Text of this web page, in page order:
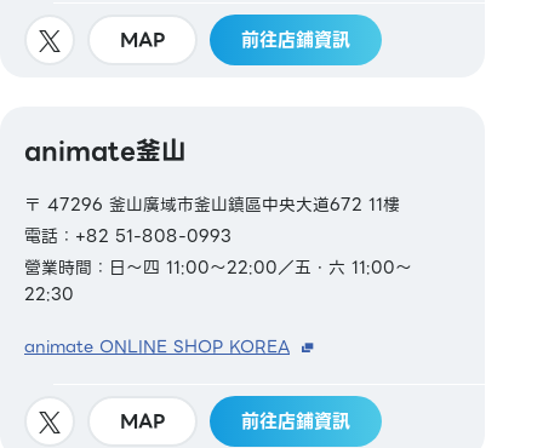
MAP 前往店鋪資訊
animate釜山
〒 47296 釜山廣域市釜山鎮區中央大道672 11樓
電話：+82 51-808-0993
營業時間：日～四 11:00～22:00／五・六 11:00～
22:30
animate ONLINE SHOP KOREA
MAP 前往店鋪資訊